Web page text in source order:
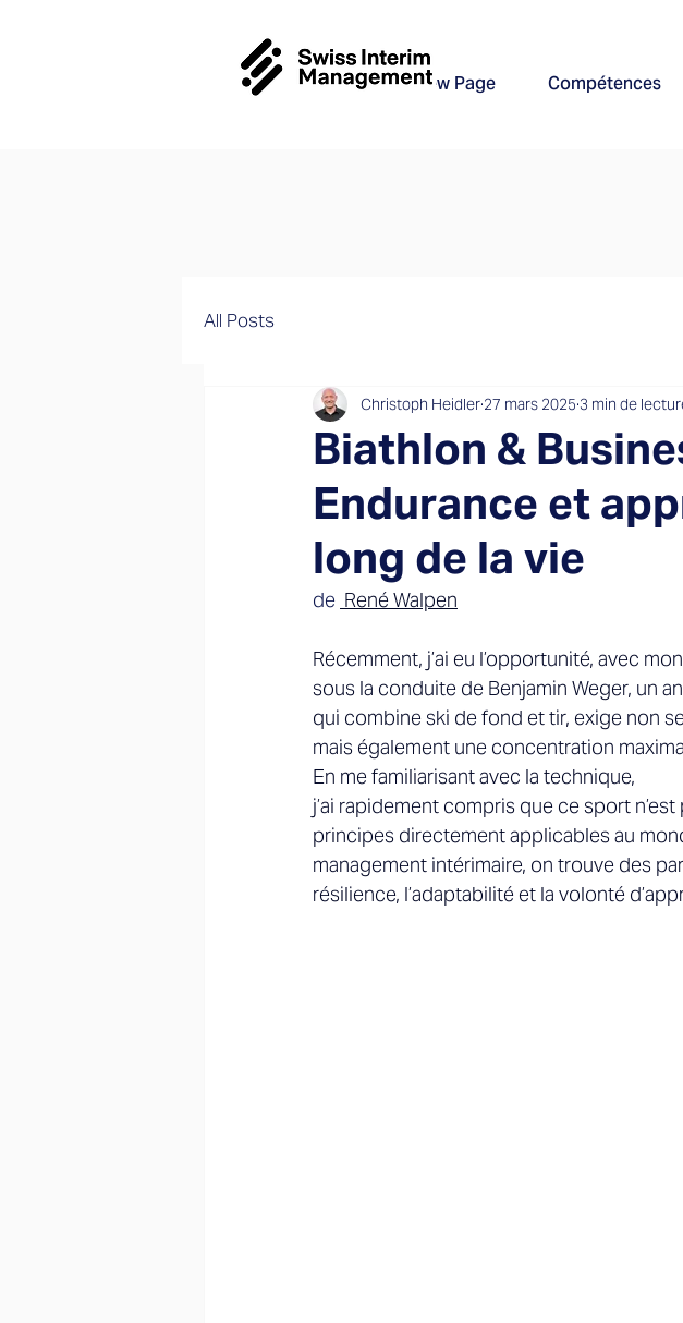
New Page Compétences
All Posts
Biathlon &
Endurance et
long de la vie
Christoph Heidler 27 mars 2025 3 min de
de René Walpen
Récemment, j’ai eu l’opportunité, avec
sous la conduite de Benjamin Weger, un
qui combine ski de fond et tir, exige non
mais également une concentration
En me familiarisant avec la technique,
j’ai rapidement compris que ce sport
principes directement applicables au
management intérimaire, on trouve des
résilience, l’adaptabilité et la volonté